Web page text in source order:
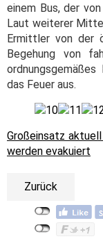
einem Bus, der
Laut weiterer
Ermittler von der
Begehung von
das Feuer aus.
Großeinsatz
werden evakuiert
Zurück